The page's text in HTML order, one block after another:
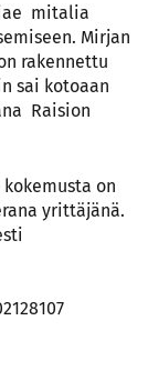
mitalia
Mirjan
rakennettu
sai kotoaan
Raision
on
yrittäjänä.